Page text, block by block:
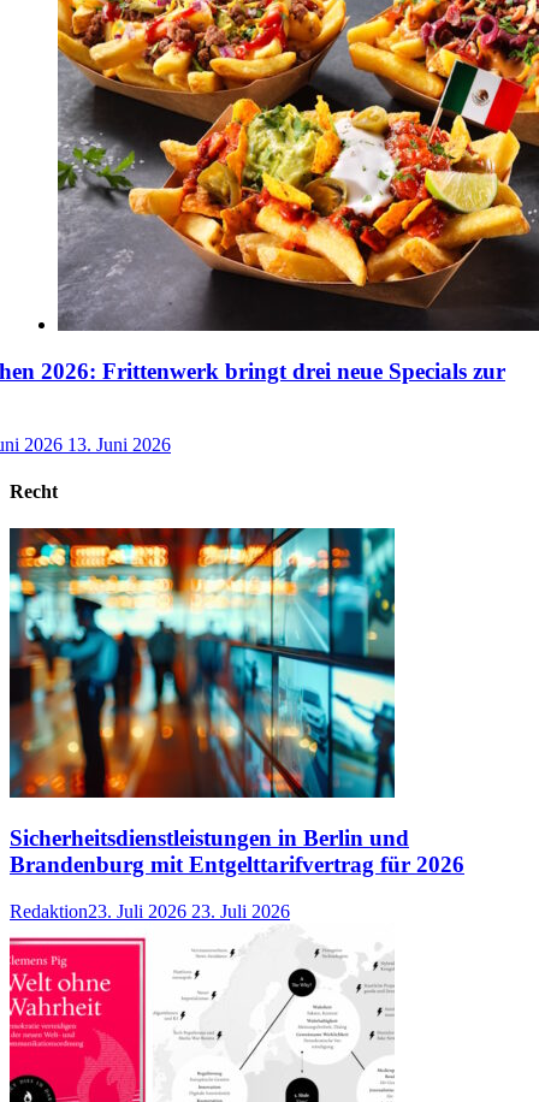
2026: Frittenwerk bringt drei neue Specials zur
2026 13. Juni 2026
Recht
Sicherheitsdienstleistungen in Berlin und
Brandenburg mit Entgelttarifvertrag für 2026
Redaktion23. Juli 2026 23. Juli 2026